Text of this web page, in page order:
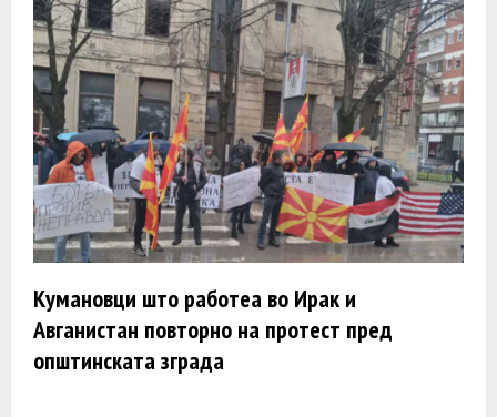
Кумановци што работеа во Ирак и
Авганистан повторно на протест пред
општинската зграда